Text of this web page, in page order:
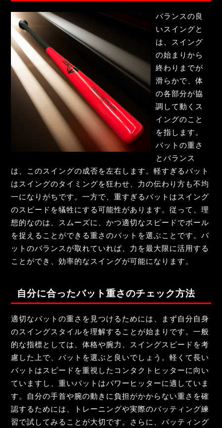
バランスの良
いスイングと
は、スイング
の始まりから
終わりまでが
滑らかで、体
の各部分が協
調して動くス
イングのこと
を指します。
バットの重さ
とバランス
は、このスイングの成否を左右します。軽すぎるバット
はスイングのタイミングを狂わせ、力の伝わり方も不均
一になりがちです。一方で、重すぎるバットはスイング
のスピードを犠牲にする可能性があります。従って、理
想的なのは、スムーズに、かつ適切なスピードでボール
を捉えることができる重さのバットを選ぶことです。バ
ットのバランスが取れていれば、力を最大限に活用する
ことができ、効率的なスイングが可能になります。
自分に合ったバット重さのチェック方法
適切なバットの重さを見つけるためには、まず自分自身
のスイングスタイルを理解することが始まりです。一般
的な指標としては、体格や腕力、スイングスピードを考
慮した上で、バットを選ぶと良いでしょう。軽くて長い
バットはスピードを重視したコンタクトヒッターに向い
ていますし、重いバットはパワーヒッターに適していま
す。自分の手首や腕の動きに負担がかからない重さを確
認するためには、トレーニングや実際のバッティング練
習で試してみることが大切です。さらに、バッティング